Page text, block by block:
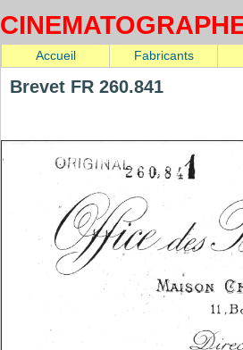
Accueil Fabricants
Brevet FR 260.841